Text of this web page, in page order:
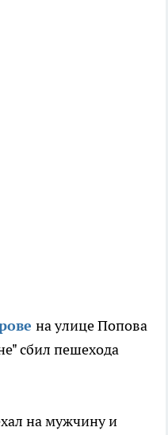
на улице Попова
сбил пешехода
на мужчину и